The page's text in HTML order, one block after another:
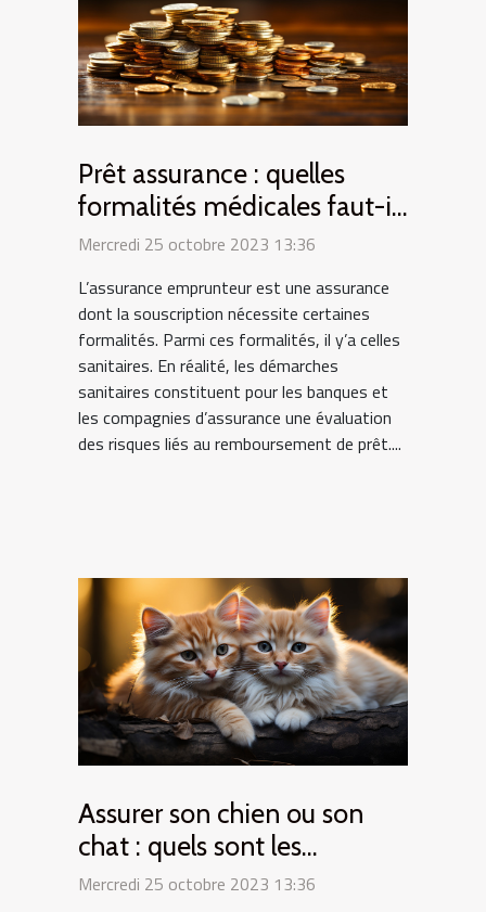
Prêt assurance : quelles
formalités médicales faut-il
remplir ?
Mercredi 25 octobre 2023 13:36
L’assurance emprunteur est une assurance
dont la souscription nécessite certaines
formalités. Parmi ces formalités, il y’a celles
sanitaires. En réalité, les démarches
sanitaires constituent pour les banques et
les compagnies d’assurance une évaluation
des risques liés au remboursement de prêt....
Assurer son chien ou son
chat : quels sont les
intérêts ?
Mercredi 25 octobre 2023 13:36